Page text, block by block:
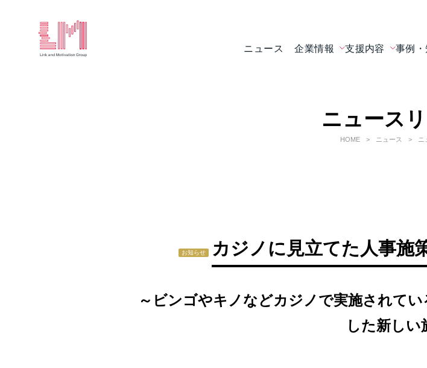
ニュース 企業情報 支援内容 事例・
ニュース
HOME ニュース ニ
お知らせ カジノに見立てた人事施
～ビンゴやキノなどカジノで実施されて
した新しい